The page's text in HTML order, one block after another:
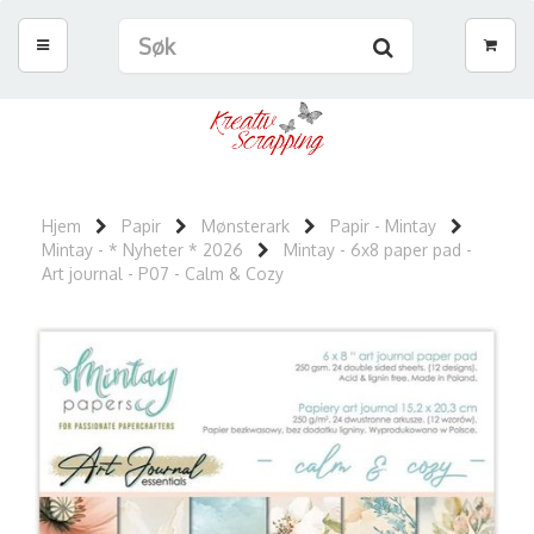
Hjem Papir Mønsterark
Papir - Mintay
Mintay - * Nyheter * 2026
Mintay - 6x8 paper pad -
Art journal - P07 - Calm & Cozy